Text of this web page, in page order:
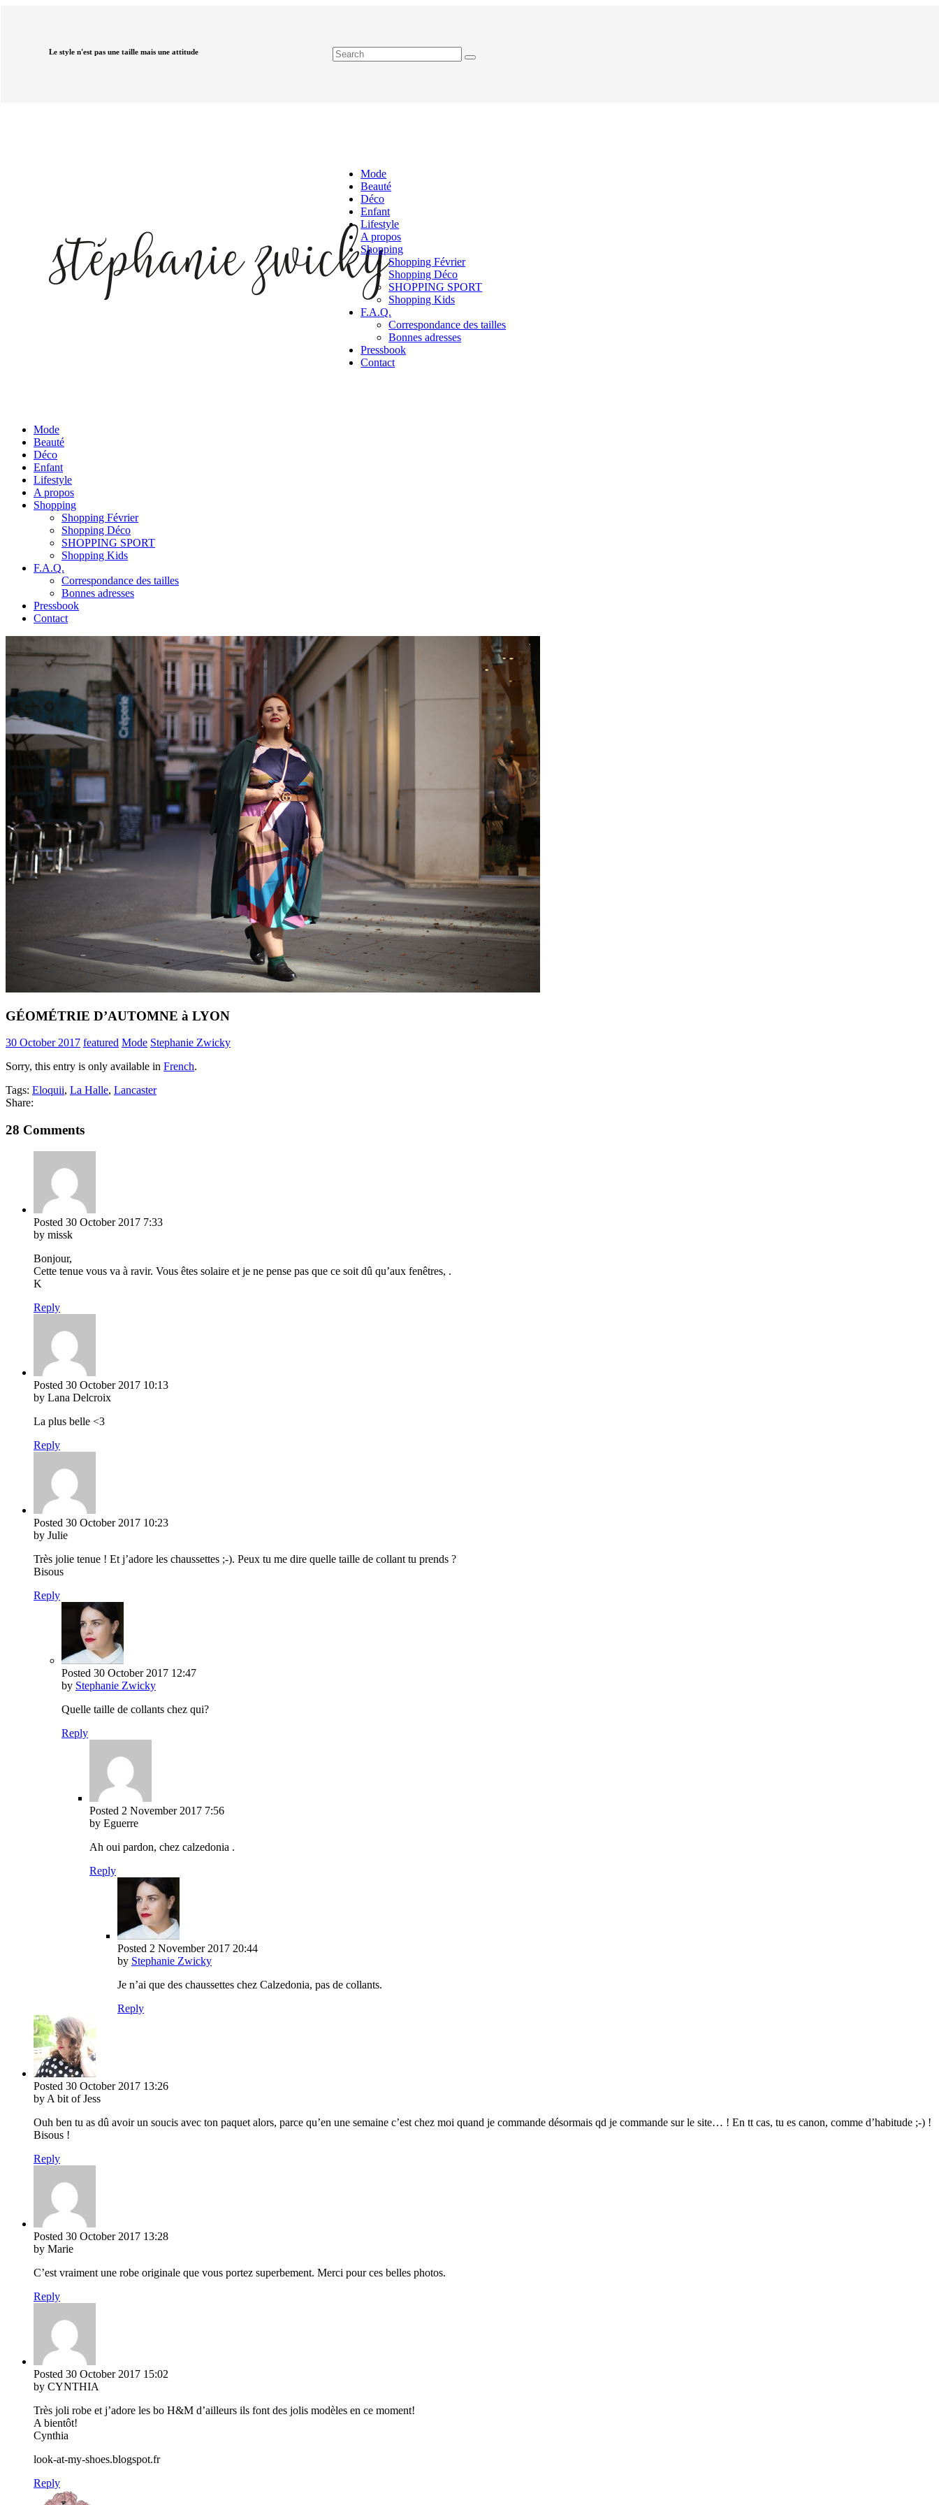
Le style n'est pas une taille mais une attitude
Mode
Beauté
Déco
Enfant
Lifestyle
A propos
Shopping
Shopping Février
Shopping Déco
SHOPPING SPORT
Shopping Kids
F.A.Q.
Correspondance des tailles
Bonnes adresses
Pressbook
Contact
Mode
Beauté
Déco
Enfant
Lifestyle
A propos
Shopping
Shopping Février
Shopping Déco
SHOPPING SPORT
Shopping Kids
F.A.Q.
Correspondance des tailles
Bonnes adresses
Pressbook
Contact
GÉOMÉTRIE D’AUTOMNE à LYON
30 October 2017 featured Mode Stephanie Zwicky
Sorry, this entry is only available in French.
Tags: Eloquii, La Halle, Lancaster
Share:
28 Comments
Posted 30 October 2017 7:33
by missk
Bonjour,
Cette tenue vous va à ravir. Vous êtes solaire et je ne pense pas que ce soit dû qu’aux fenêtres, .
K
Reply
Posted 30 October 2017 10:13
by Lana Delcroix
La plus belle <3
Reply
Posted 30 October 2017 10:23
by Julie
Très jolie tenue ! Et j’adore les chaussettes ;-). Peux tu me dire quelle taille de collant tu prends ?
Bisous
Reply
Posted 30 October 2017 12:47
by Stephanie Zwicky
Quelle taille de collants chez qui?
Reply
Posted 2 November 2017 7:56
by Eguerre
Ah oui pardon, chez calzedonia .
Reply
Posted 2 November 2017 20:44
by Stephanie Zwicky
Je n’ai que des chaussettes chez Calzedonia, pas de collants.
Reply
Posted 30 October 2017 13:26
by A bit of Jess
Ouh ben tu as dû avoir un soucis avec ton paquet alors, parce qu’en une semaine c’est chez moi quand je commande désormais qd je commande sur le site… ! En tt cas, tu es canon, comme d’habitude ;-) !
Bisous !
Reply
Posted 30 October 2017 13:28
by Marie
C’est vraiment une robe originale que vous portez superbement. Merci pour ces belles photos.
Reply
Posted 30 October 2017 15:02
by CYNTHIA
Très joli robe et j’adore les bo H&M d’ailleurs ils font des jolis modèles en ce moment!
A bientôt!
Cynthia
look-at-my-shoes.blogspot.fr
Reply